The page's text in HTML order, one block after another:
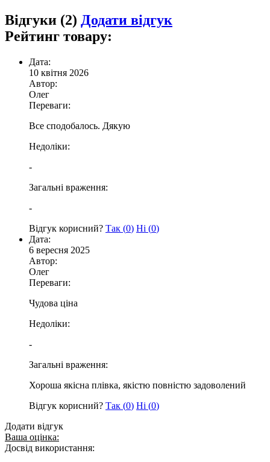
Відгуки (2) Додати відгук
Рейтинг товару:
Дата:
10 квітня 2026
Автор:
Олег
Переваги:
Все сподобалось. Дякую
Недоліки:
-
Загальні враження:
-
Відгук корисний? Так (0) Ні (0)
Дата:
6 вересня 2025
Автор:
Олег
Переваги:
Чудова ціна
Недоліки:
-
Загальні враження:
Хороша якісна плівка, якістю повністю задоволений
Відгук корисний? Так (0) Ні (0)
Додати відгук
Ваша оцінка:
Досвід використання: